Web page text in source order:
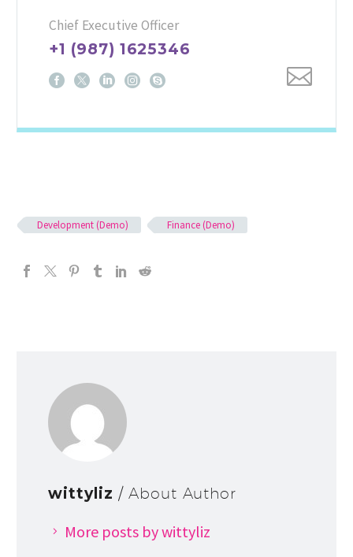
Chief Executive Officer
+1 (987) 1625346
Development (Demo) Finance (Demo)
wittyliz / About Author
More posts by wittyliz